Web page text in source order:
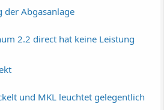
der Abgasanlage
2.2 direct hat keine Leistung
und MKL leuchtet gelegentlich